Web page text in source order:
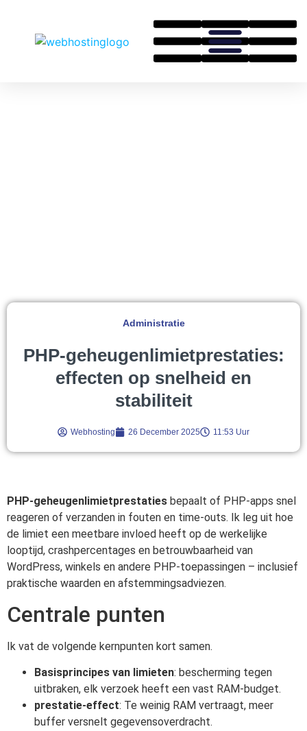
Administratie
PHP-geheugenlimietprestaties:
effecten op snelheid en
stabiliteit
Webhosting 26 December 2025 11:53 Uur
PHP-geheugenlimietprestaties bepaalt of PHP-apps snel
reageren of verzanden in fouten en time-outs. Ik leg uit hoe
de limiet een meetbare invloed heeft op de werkelijke
looptijd, crashpercentages en betrouwbaarheid van
WordPress, winkels en andere PHP-toepassingen – inclusief
praktische waarden en afstemmingsadviezen.
Centrale punten
Ik vat de volgende kernpunten kort samen.
Basisprincipes van limieten: bescherming tegen
uitbraken, elk verzoek heeft een vast RAM-budget.
prestatie-effect: Te weinig RAM vertraagt, meer
buffer versnelt gegevensoverdracht.